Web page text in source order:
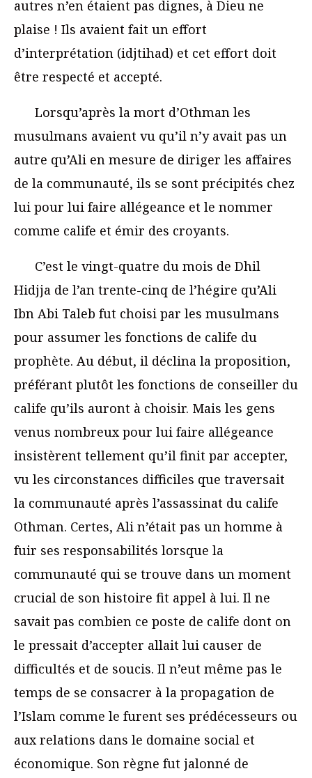
autres n’en étaient pas dignes, à Dieu ne
plaise ! Ils avaient fait un effort
d’interprétation (idjtihad) et cet effort doit
être respecté et accepté.
Lorsqu’après la mort d’Othman les
musulmans avaient vu qu’il n’y avait pas un
autre qu’Ali en mesure de diriger les affaires
de la communauté, ils se sont précipités chez
lui pour lui faire allégeance et le nommer
comme calife et émir des croyants.
C’est le vingt-quatre du mois de Dhil
Hidjja de l’an trente-cinq de l’hégire qu’Ali
Ibn Abi Taleb fut choisi par les musulmans
pour assumer les fonctions de calife du
prophète. Au début, il déclina la proposition,
préférant plutôt les fonctions de conseiller du
calife qu’ils auront à choisir. Mais les gens
venus nombreux pour lui faire allégeance
insistèrent tellement qu’il finit par accepter,
vu les circonstances difficiles que traversait
la communauté après l’assassinat du calife
Othman. Certes, Ali n’était pas un homme à
fuir ses responsabilités lorsque la
communauté qui se trouve dans un moment
crucial de son histoire fit appel à lui. Il ne
savait pas combien ce poste de calife dont on
le pressait d’accepter allait lui causer de
difficultés et de soucis. Il n’eut même pas le
temps de se consacrer à la propagation de
l’Islam comme le furent ses prédécesseurs ou
aux relations dans le domaine social et
économique. Son règne fut jalonné de